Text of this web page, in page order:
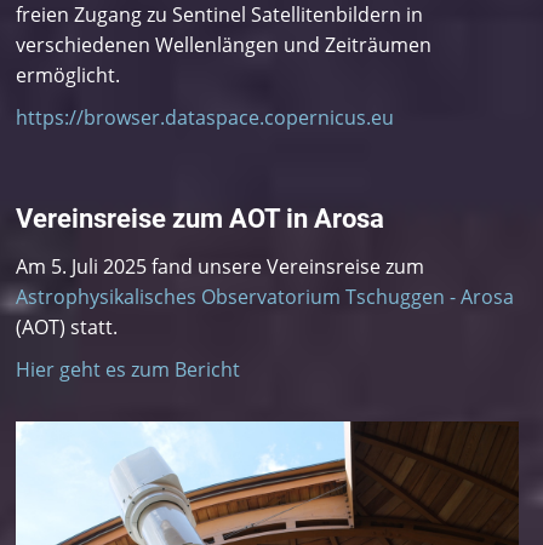
freien Zugang zu Sentinel Satellitenbildern in
verschiedenen Wellenlängen und Zeiträumen
ermöglicht.
https://browser.dataspace.copernicus.eu
Vereinsreise zum AOT in Arosa
Am 5. Juli 2025 fand unsere Vereinsreise zum
Astrophysikalisches Observatorium Tschuggen - Arosa
(AOT) statt.
Hier geht es zum Bericht